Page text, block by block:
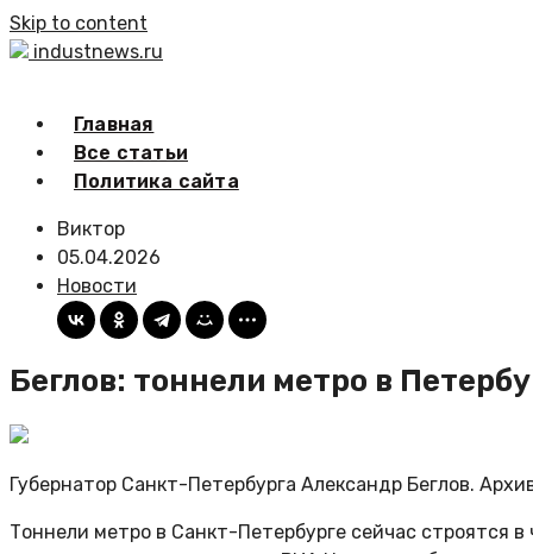
Skip to content
industnews.ru
Главная
Все статьи
Политика сайта
Виктор
05.04.2026
Новости
Беглов: тоннели метро в
Губернатор Санкт-Петербурга Александр Беглов.
Тоннели метро в Санкт-Петербурге сейчас строятся